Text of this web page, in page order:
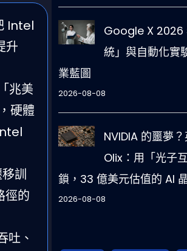
Intel
升
兆美
硬體
訓
徑的
吐、
Google X 2026
統」與自動化實
業藍圖
2026-08-08
NVIDIA 的噩夢
Olix：用「光子
鎖，33 億美元估值的 AI
2026-08-08